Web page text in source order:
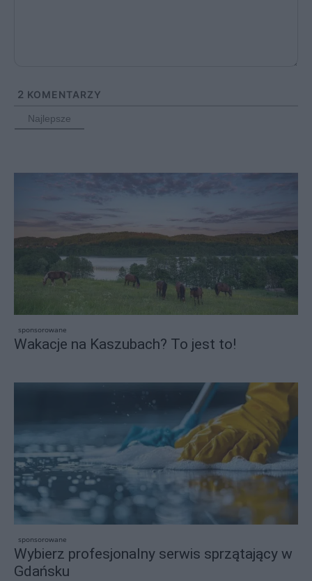
2 KOMENTARZY
Najlepsze
sponsorowane
Wakacje na Kaszubach? To jest to!
sponsorowane
Wybierz profesjonalny serwis sprzątający w
Gdańsku